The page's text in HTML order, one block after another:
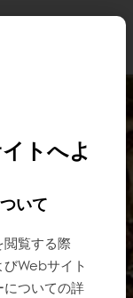
トへよ
いて
覧する際
Webサイト
ついての詳